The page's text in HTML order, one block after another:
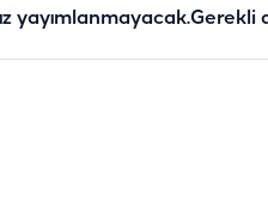
yayımlanmayacak.Gerekli